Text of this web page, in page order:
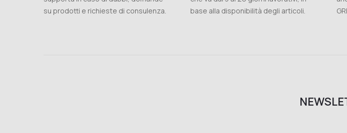
su prodotti e richieste di consulenza.
base alla disponibilità degli articoli.